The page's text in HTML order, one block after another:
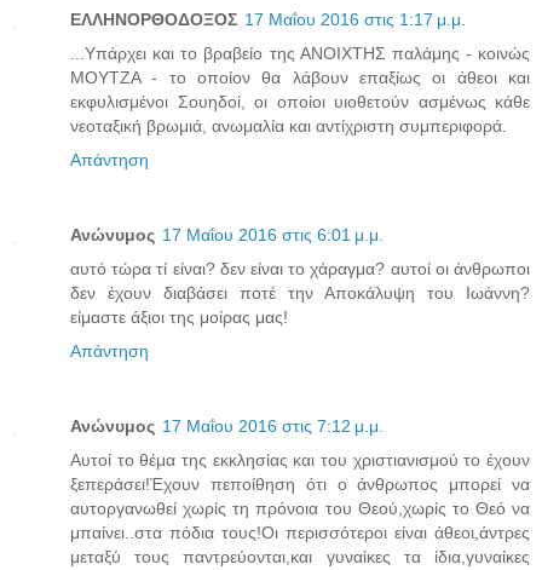
ΕΛΛΗΝΟΡΘΟΔΟΞΟΣ 17 Μαΐου 2016 στις 1:17 μ.μ.
...Υπάρχει και το βραβείο της ΑΝΟΙΧΤΗΣ παλάμης - κοινώς
ΜΟΥΤΖΑ - το οποίον θα λάβουν επαξίως οι άθεοι και
εκφυλισμένοι Σουηδοί, οι οποίοι υιοθετούν ασμένως κάθε
νεοταξική βρωμιά, ανωμαλία και αντίχριστη συμπεριφορά.
Απάντηση
Ανώνυμος 17 Μαΐου 2016 στις 6:01 μ.μ.
αυτό τώρα τί είναι? δεν είναι το χάραγμα? αυτοί οι άνθρωποι
δεν έχουν διαβάσει ποτέ την Αποκάλυψη του Ιωάννη?
είμαστε άξιοι της μοίρας μας!
Απάντηση
Ανώνυμος 17 Μαΐου 2016 στις 7:12 μ.μ.
Αυτοί το θέμα της εκκλησίας και του χριστιανισμού το έχουν
ξεπεράσει!Έχουν πεποίθηση ότι ο άνθρωπος μπορεί να
αυτοργανωθεί χωρίς τη πρόνοια του Θεού,χωρίς το Θεό να
μπαίνει..στα πόδια τους!Οι περισσότεροι είναι άθεοι,άντρες
μεταξύ τους παντρεύονται,και γυναίκες τα ίδια,γυναίκες